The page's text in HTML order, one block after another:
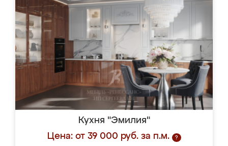
Кухня "Эмилия"
Цена: от 39 000 руб. за п.м.
?